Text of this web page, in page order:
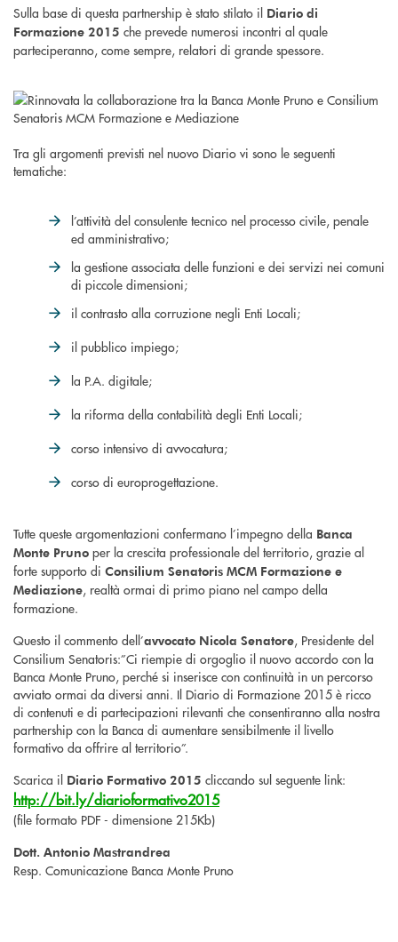
Sulla base di questa partnership è stato stilato il Diario di
Formazione 2015 che prevede numerosi incontri al quale
parteciperanno, come sempre, relatori di grande spessore.
Tra gli argomenti previsti nel nuovo Diario vi sono le seguenti
tematiche:
l’attività del consulente tecnico nel processo civile, penale
ed amministrativo;
la gestione associata delle funzioni e dei servizi nei comuni
di piccole dimensioni;
il contrasto alla corruzione negli Enti Locali;
il pubblico impiego;
la P.A. digitale;
la riforma della contabilità degli Enti Locali;
corso intensivo di avvocatura;
corso di europrogettazione.
Tutte queste argomentazioni confermano l’impegno della Banca
Monte Pruno per la crescita professionale del territorio, grazie al
forte supporto di Consilium Senatoris MCM Formazione e
Mediazione, realtà ormai di primo piano nel campo della
formazione.
Questo il commento dell’avvocato Nicola Senatore, Presidente del
Consilium Senatoris:”Ci riempie di orgoglio il nuovo accordo con la
Banca Monte Pruno, perché si inserisce con continuità in un percorso
avviato ormai da diversi anni. Il Diario di Formazione 2015 è ricco
di contenuti e di partecipazioni rilevanti che consentiranno alla nostra
partnership con la Banca di aumentare sensibilmente il livello
formativo da offrire al territorio”.
Scarica il Diario Formativo 2015 cliccando sul seguente link:
http://bit.ly/diarioformativo2015
(file formato PDF - dimensione 215Kb)
Dott. Antonio Mastrandrea
Resp. Comunicazione Banca Monte Pruno